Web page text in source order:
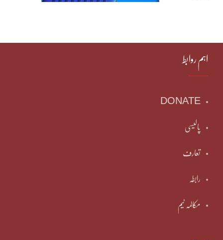
اہم روابط
DONATE
پالیسی
تعارف
رابطہ
مکالمہ ٹیم